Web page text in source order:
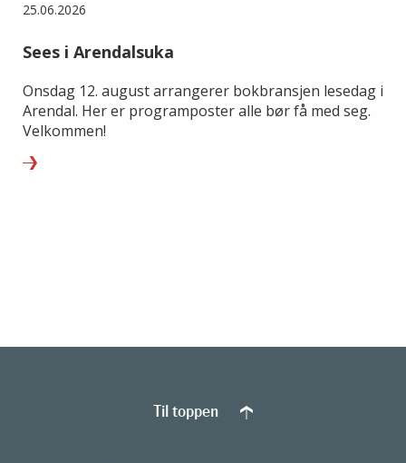
25.06.2026
Sees i Arendalsuka
Onsdag 12. august arrangerer bokbransjen lesedag i
Arendal. Her er programposter alle bør få med seg.
Velkommen!
Til toppen